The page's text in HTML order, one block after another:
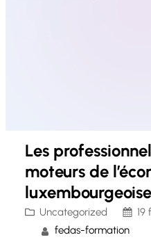
Les
moteurs de
luxembourgeoise
Uncategorized
19
fedas-formation